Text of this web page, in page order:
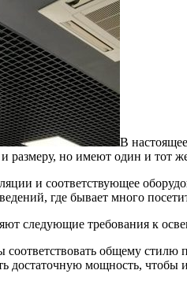
В
размеру, но имеют один и тот
и соответствующее
где бывает много
следующие требования к
соответствовать общему
достаточную мощность,